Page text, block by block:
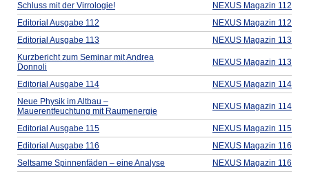
Schluss mit der Virrologie!
NEXUS Magazin 112
Editorial Ausgabe 112
NEXUS Magazin 112
Editorial Ausgabe 113
NEXUS Magazin 113
Kurzbericht zum Seminar mit Andrea
Donnoli
NEXUS Magazin 113
Editorial Ausgabe 114
NEXUS Magazin 114
Neue Physik im Altbau –
Mauerentfeuchtung mit Raumenergie
NEXUS Magazin 114
Editorial Ausgabe 115
NEXUS Magazin 115
Editorial Ausgabe 116
NEXUS Magazin 116
Seltsame Spinnenfäden – eine Analyse
NEXUS Magazin 116